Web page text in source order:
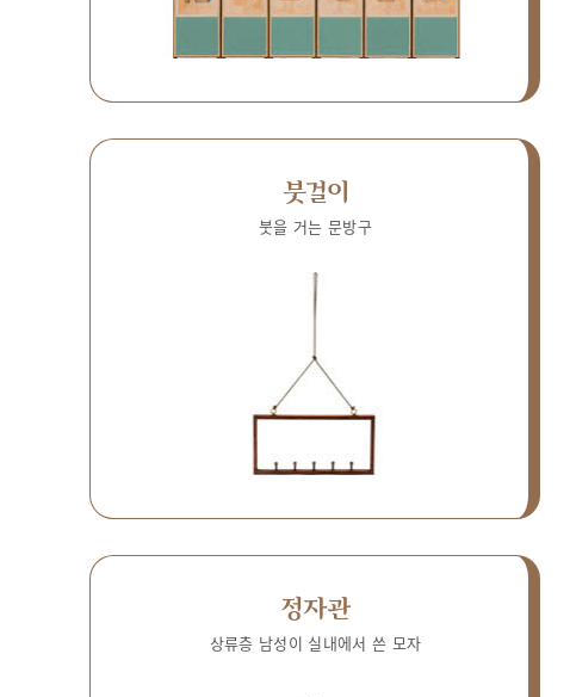
붓걸이
붓을 거는 문방구
정자관
상류층 남성이 실내에서 쓴 모자